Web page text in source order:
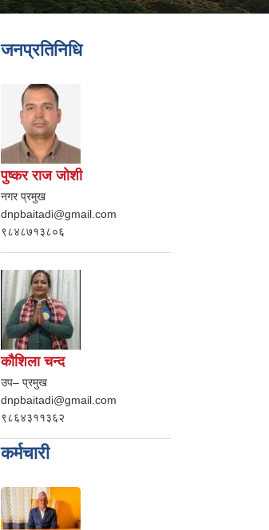
जनप्रतिनिधि
पुष्कर राज जाेशी
नगर प्रमुख
dnpbaitadi@gmail.com
९८४८७१३८०६
काैशिला चन्द
उप– प्रमुख
dnpbaitadi@gmail.com
९८६४३११३६२
कर्मचारी